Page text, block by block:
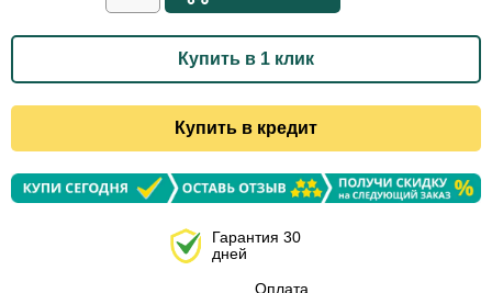
Купить в 1 клик
Купить в кредит
Гарантия 30
дней
Оплата